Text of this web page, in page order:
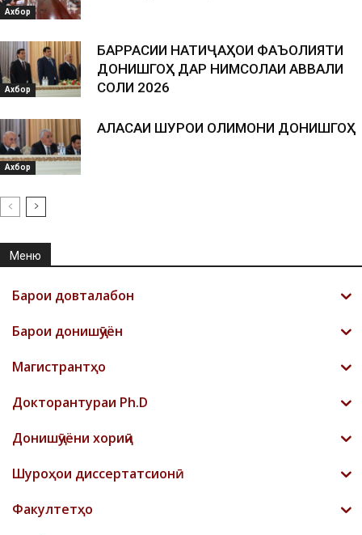
Ахбор
Ахбор
БАРРАСИИ НАТИҶАҲОИ ФАЪОЛИЯТИ
ДОНИШГОҲ ДАР НИМСОЛАИ АВВАЛИ
СОЛИ 2026
Ахбор
АЛАСАИ ШУРОИ ОЛИМОНИ ДОНИШГОҲ
Меню
Барои довталабон
Барои донишҷӯён
Магистрантҳо
Докторантураи Ph.D
Донишҷӯёни хориҷӣ
Шyроҳои диссертатсионӣ
Факултетҳо